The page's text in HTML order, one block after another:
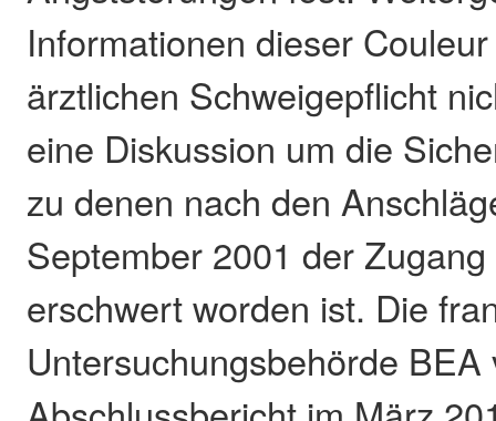
Informationen dieser
ärztlichen Schweigepflicht
eine Diskussion um die
zu denen nach den
September 2001 der
erschwert worden ist. Die
Untersuchungsbehörde